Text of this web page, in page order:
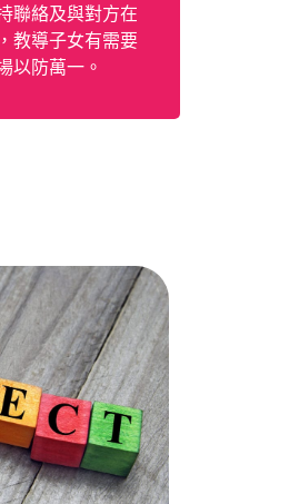
聯絡及與對方在
教導子女有需要
以防萬一。